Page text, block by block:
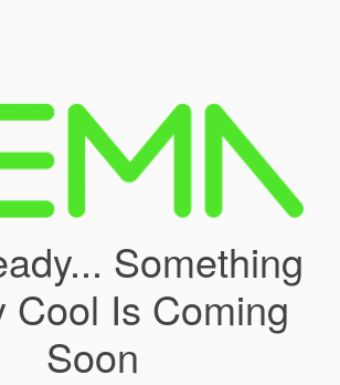
Something
Cool Is Coming
Soon